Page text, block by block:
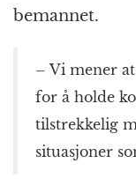
bemannet.
– Vi mener
for å holde
tilstrekkelig
situasjoner